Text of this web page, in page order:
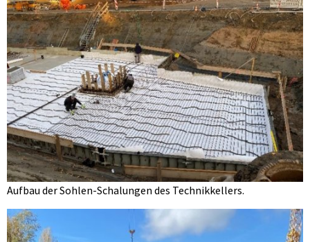
Aufbau der Sohlen-Schalungen des Technikkellers.